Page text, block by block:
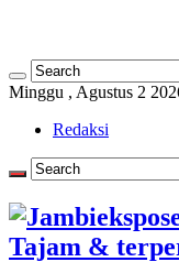
Minggu , Agustus 2
Redaksi
Tajam &